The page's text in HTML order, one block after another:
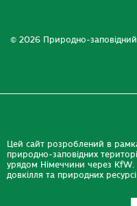
© 2026 Природно-
Цей сайт розроблений в
природно-заповідних
урядом Німеччини через KfW.
довкілля та природних